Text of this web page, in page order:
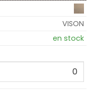
VISON
en stock